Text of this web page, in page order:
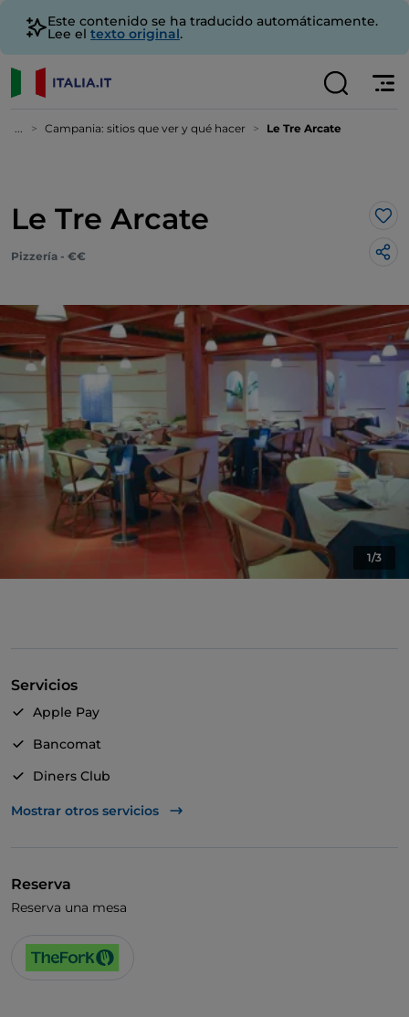
Este contenido se ha traducido automáticamente.
Lee el texto original.
... Campania: sitios que ver y qué hacer Le Tre Arcate
Le Tre Arcate Me
Pizzería - €€
1/3
Servicios
Apple Pay
Bancomat
Diners Club
Mastercard
Mostrar otros servicios
Reserva
Reserva una mesa